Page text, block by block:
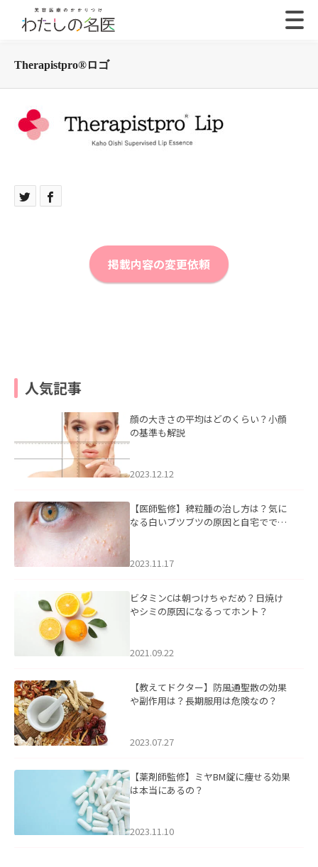
Therapistpro®ロゴ
掲載内容の変更依頼
人気記事
顔の大きさの平均はどのくらい？小顔
の基準も解説
2023.12.12
【医師監修】稗粒腫の治し方は？気に
なる白いブツブツの原因と自宅ででき
2023.11.17
ビタミンCは朝つけちゃだめ？日焼け
やシミの原因になるってホント？
2021.09.22
【教えてドクター】防風通聖散の効果
や副作用は？長期服用は危険なの？
2023.07.27
【薬剤師監修】ミヤBM錠に痩せる効果
は本当にあるの？
2023.11.10